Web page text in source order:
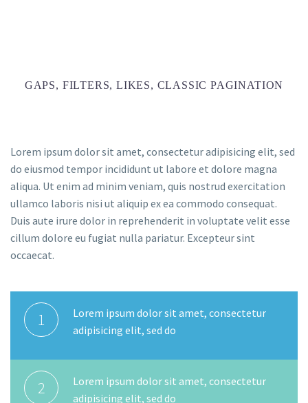
GAPS, FILTERS, LIKES, CLASSIC PAGINATION
Lorem ipsum dolor sit amet, consectetur adipisicing elit, sed
do eiusmod tempor incididunt ut labore et dolore magna
aliqua. Ut enim ad minim veniam, quis nostrud exercitation
ullamco laboris nisi ut aliquip ex ea commodo consequat.
Duis aute irure dolor in reprehenderit in voluptate velit esse
cillum dolore eu fugiat nulla pariatur. Excepteur sint
occaecat.
1
Lorem ipsum dolor sit amet, consectetur
adipisicing elit, sed do
2
Lorem ipsum dolor sit amet, consectetur
adipisicing elit, sed do